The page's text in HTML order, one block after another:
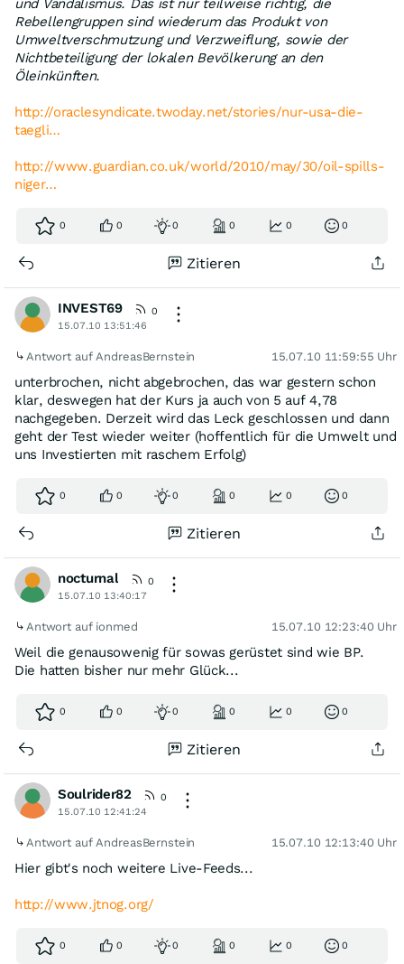
und Vandalismus. Das ist nur teilweise richtig, die
Rebellengruppen sind wiederum das Produkt von
Umweltverschmutzung und Verzweiflung, sowie der
Nichtbeteiligung der lokalen Bevölkerung an den
Öleinkünften.
http://oraclesyndicate.twoday.net/stories/nur-usa-die-
taegli…
http://www.guardian.co.uk/world/2010/may/30/oil-spills-
niger…
0 0 0 0 0 0
Zitieren
INVEST69
0
15.07.10 13:51:46
Antwort auf AndreasBernstein 15.07.10 11:59:55 Uhr
unterbrochen, nicht abgebrochen, das war gestern schon
klar, deswegen hat der Kurs ja auch von 5 auf 4,78
nachgegeben. Derzeit wird das Leck geschlossen und dann
geht der Test wieder weiter (hoffentlich für die Umwelt und
uns Investierten mit raschem Erfolg)
0 0 0 0 0 0
Zitieren
nocturnal
0
15.07.10 13:40:17
Antwort auf ionmed 15.07.10 12:23:40 Uhr
Weil die genausowenig für sowas gerüstet sind wie BP.
Die hatten bisher nur mehr Glück...
0 0 0 0 0 0
Zitieren
Soulrider82
0
15.07.10 12:41:24
Antwort auf AndreasBernstein 15.07.10 12:13:40 Uhr
Hier gibt's noch weitere Live-Feeds...
http://www.jtnog.org/
0 0 0 0 0 0